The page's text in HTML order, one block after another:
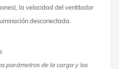
la velocidad del ventilador
desconectada.
parámetros de la carga y los